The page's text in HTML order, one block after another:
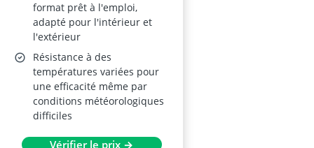
format prêt à l'emploi,
adapté pour l'intérieur et
l'extérieur
Résistance à des
températures variées pour
une efficacité même par
conditions météorologiques
difficiles
Vérifier le prix →